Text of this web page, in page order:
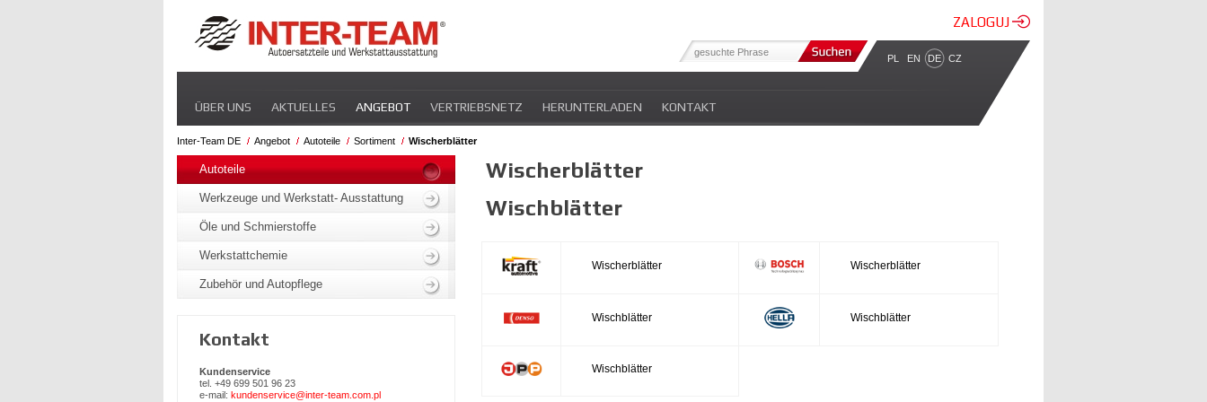
ZALOGUJ
PL EN DE CZ
überspringen
ÜBER UNS AKTUELLES ANGEBOT VERTRIEBSNETZ HERUNTERLADEN KONTAKT
Inter-Team DE Angebot Autoteile Sortiment Wischerblätter
Wischerblätter
Wischblätter
Wischerblätter Wischerblätter
Wischblätter Wischblätter
Wischblätter
Navigation
überspringen
Autoteile
Werkzeuge und Werkstatt- Ausstattung
Öle und Schmierstoffe
Werkstattchemie
Zubehör und Autopflege
Kontakt
Kundenservice
tel. +49 699 501 96 23
e-mail: kundenservice@inter-team.com.pl